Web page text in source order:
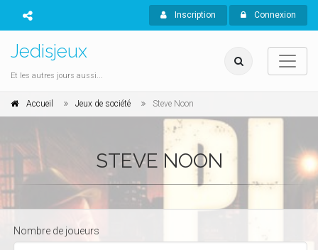
Inscription Connexion
Jedisjeux
Et les autres jours aussi...
Accueil Jeux de société Steve Noon
STEVE NOON
Nombre de joueurs